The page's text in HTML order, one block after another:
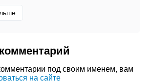
под своим именем, вам
на сайте